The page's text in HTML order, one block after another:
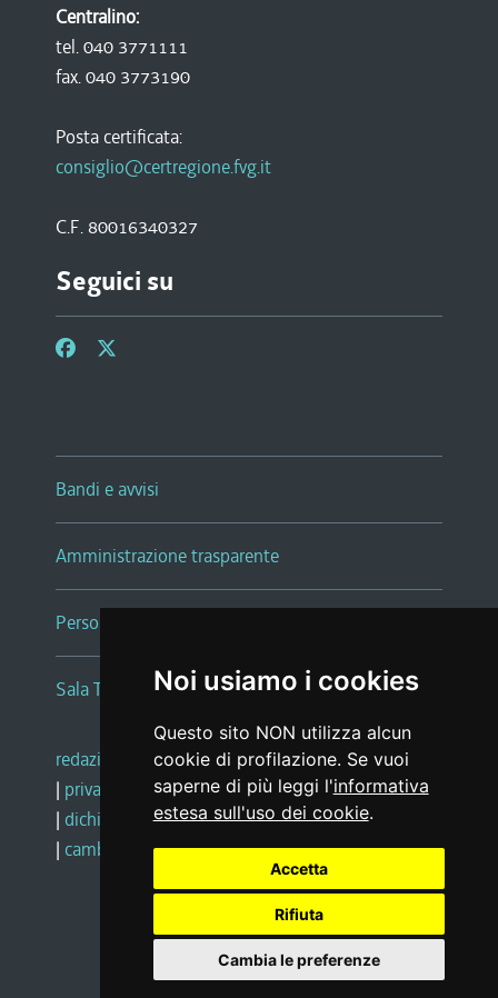
Noi usiamo i cookies
Questo sito NON utilizza alcun
cookie di profilazione. Se vuoi
saperne di più leggi l'informativa
estesa sull'uso dei cookie.
Accetta
Rifiuta
Cambia le preferenze
Centralino:
tel. 040 3771111
fax. 040 3773190
Posta certificata:
consiglio@certregione.fvg.it
C.F. 80016340327
Seguici su
Bandi e avvisi
Amministrazione trasparente
Persone e Uffici
Sala Tiziano Tessitori
redazione web |note legali |glossario
| privacy
social media policy
| dichiarazione di accessibilità |feedback
| cambio preferenze cookie
Realizzato da